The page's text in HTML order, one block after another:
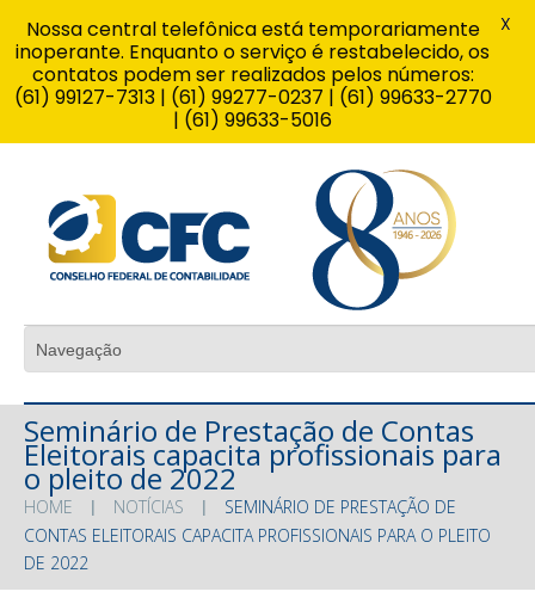
Seminário de Prestação de Contas
Eleitorais capacita profissionais para
o pleito de 2022
HOME NOTÍCIAS
SEMINÁRIO DE PRESTAÇÃO DE
CONTAS ELEITORAIS CAPACITA PROFISSIONAIS PARA O PLEITO
DE 2022
Nossa central telefônica está temporariamente
inoperante. Enquanto o serviço é restabelecido, os
contatos podem ser realizados pelos números:
(61) 99127-7313 | (61) 99277-0237 | (61) 99633-2770
| (61) 99633-5016
X